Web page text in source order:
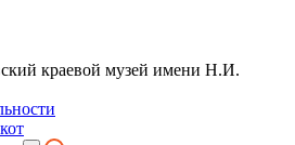
краевой музей имени Н.И.